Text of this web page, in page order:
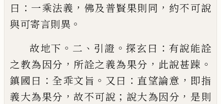
曰 ： 一乘法義 ， 佛及普賢果則同 ， 約不可說
與可寄言則異 。
故地下 。 二 、 引證 。 探玄曰 ： 有說能詮
之教為因分 ， 所詮之義為果分 ， 此說甚踈 。
鎮國曰 ：全乖文旨 。 又曰 ： 直望論意 ， 即指
義大為果分 ，故不可說 ； 說大為因分 ， 是則